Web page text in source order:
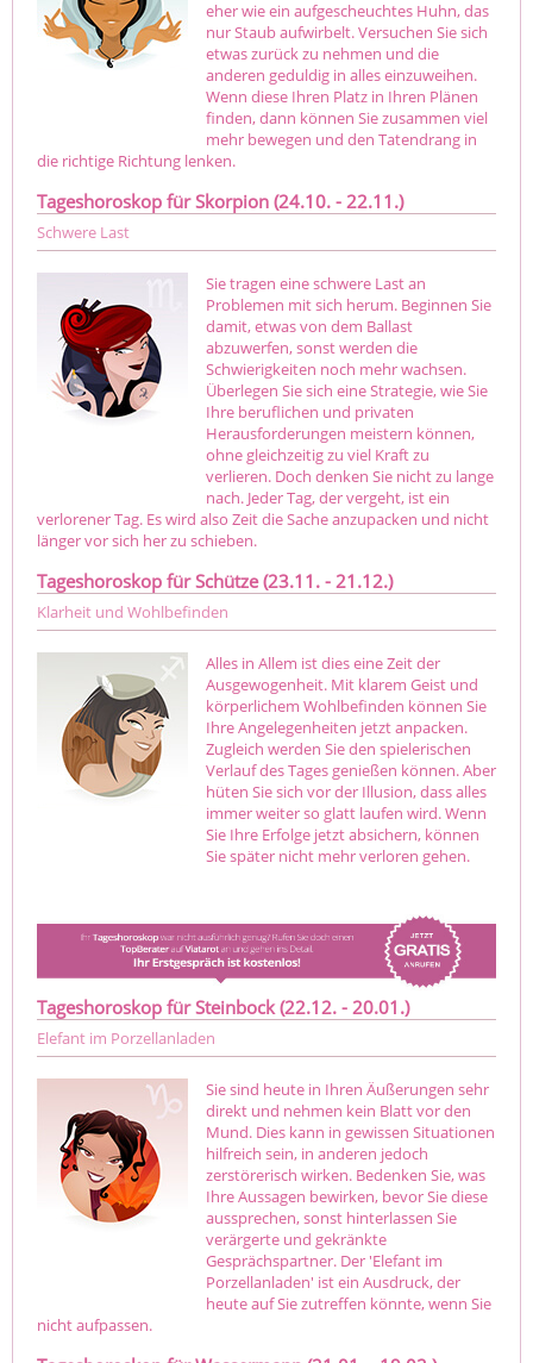
eher wie ein aufgescheuchtes Huhn, das
nur Staub aufwirbelt. Versuchen Sie sich
etwas zurück zu nehmen und die
anderen geduldig in alles einzuweihen.
Wenn diese Ihren Platz in Ihren Plänen
finden, dann können Sie zusammen viel
mehr bewegen und den Tatendrang in
die richtige Richtung lenken.
Tageshoroskop für Skorpion (24.10. - 22.11.)
Schwere Last
Sie tragen eine schwere Last an
Problemen mit sich herum. Beginnen Sie
damit, etwas von dem Ballast
abzuwerfen, sonst werden die
Schwierigkeiten noch mehr wachsen.
Überlegen Sie sich eine Strategie, wie Sie
Ihre beruflichen und privaten
Herausforderungen meistern können,
ohne gleichzeitig zu viel Kraft zu
verlieren. Doch denken Sie nicht zu lange
nach. Jeder Tag, der vergeht, ist ein
verlorener Tag. Es wird also Zeit die Sache anzupacken und nicht
länger vor sich her zu schieben.
Tageshoroskop für Schütze (23.11. - 21.12.)
Klarheit und Wohlbefinden
Alles in Allem ist dies eine Zeit der
Ausgewogenheit. Mit klarem Geist und
körperlichem Wohlbefinden können Sie
Ihre Angelegenheiten jetzt anpacken.
Zugleich werden Sie den spielerischen
Verlauf des Tages genießen können. Aber
hüten Sie sich vor der Illusion, dass alles
immer weiter so glatt laufen wird. Wenn
Sie Ihre Erfolge jetzt absichern, können
Sie später nicht mehr verloren gehen.
Tageshoroskop für Steinbock (22.12. - 20.01.)
Elefant im Porzellanladen
Sie sind heute in Ihren Äußerungen sehr
direkt und nehmen kein Blatt vor den
Mund. Dies kann in gewissen Situationen
hilfreich sein, in anderen jedoch
zerstörerisch wirken. Bedenken Sie, was
Ihre Aussagen bewirken, bevor Sie diese
aussprechen, sonst hinterlassen Sie
verärgerte und gekränkte
Gesprächspartner. Der 'Elefant im
Porzellanladen' ist ein Ausdruck, der
heute auf Sie zutreffen könnte, wenn Sie
nicht aufpassen.